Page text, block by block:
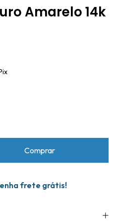
Amarelo 14k
frete grátis!